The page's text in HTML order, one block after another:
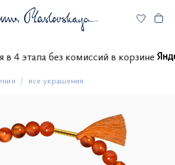
в 4 этапа без комиссий в корзине
все украшения